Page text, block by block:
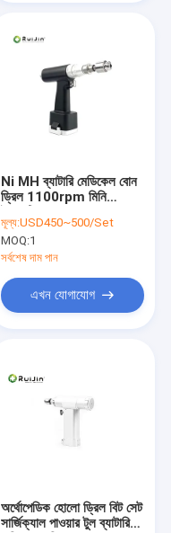
Ni MH ব্যাটারি মেডিকেল বোন
ড্রিল 1100rpm মিনি
মূল্য:USD450~500/Set
MOQ:1
সর্বশেষ দাম পান
এখন যোগাযোগ
অর্থোপেডিক হোলো ড্রিল বিট সেট
সার্জিক্যাল পাওয়ার টুল ব্যাটারি